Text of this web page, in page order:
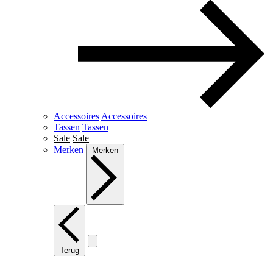
Accessoires Accessoires
Tassen Tassen
Sale Sale
Merken
Merken
Terug